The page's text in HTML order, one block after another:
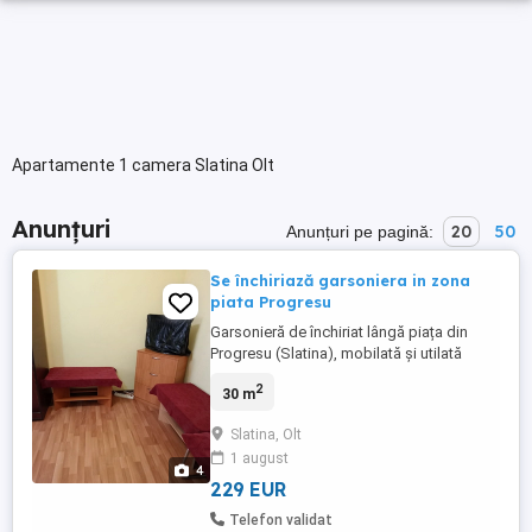
Apartamente 1 camera Slatina Olt
Anunțuri Anunțuri pe pagină: 20 50
4
Se închiriază garsoniera in zona
piata Progresu
Garsonieră de închiriat lângă piața din
Progresu (Slatina), mobilată și utilată
termopane, aer condiționat). Ideală pentru
valoare de 1100 ron. Rog seriozitate.
30 m2
Slatina, Olt
1 august
229 EUR
Telefon validat